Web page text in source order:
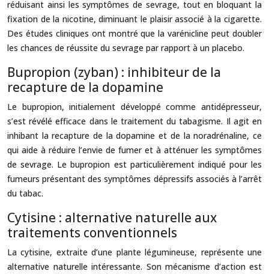
réduisant ainsi les symptômes de sevrage, tout en bloquant la
fixation de la nicotine, diminuant le plaisir associé à la cigarette.
Des études cliniques ont montré que la varénicline peut doubler
les chances de réussite du sevrage par rapport à un placebo.
Bupropion (zyban) : inhibiteur de la
recapture de la dopamine
Le bupropion, initialement développé comme antidépresseur,
s’est révélé efficace dans le traitement du tabagisme. Il agit en
inhibant la recapture de la dopamine et de la noradrénaline, ce
qui aide à réduire l’envie de fumer et à atténuer les symptômes
de sevrage. Le bupropion est particulièrement indiqué pour les
fumeurs présentant des symptômes dépressifs associés à l’arrêt
du tabac.
Cytisine : alternative naturelle aux
traitements conventionnels
La cytisine, extraite d’une plante légumineuse, représente une
alternative naturelle intéressante. Son mécanisme d’action est